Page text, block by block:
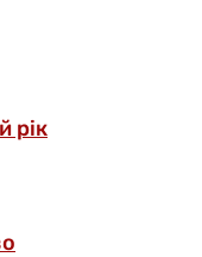
рік